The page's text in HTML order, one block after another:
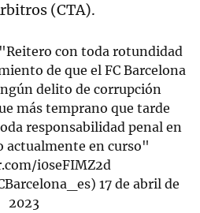
(CTA).
con toda rotundidad
de que el FC Barcelona
delito de corrupción
más temprano que tarde
responsabilidad penal en
actualmente en curso"
i0seFIMZ2d
17 de abril de
2023